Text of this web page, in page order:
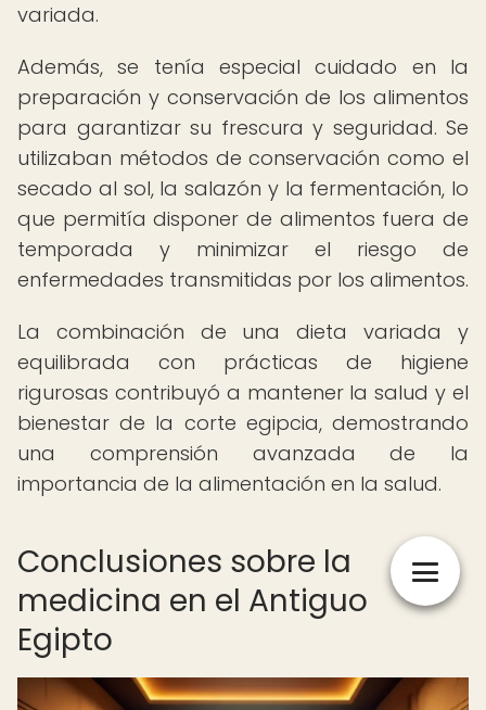
variada.
Además, se tenía especial cuidado en la
preparación y conservación de los alimentos
para garantizar su frescura y seguridad. Se
utilizaban métodos de conservación como el
secado al sol, la salazón y la fermentación, lo
que permitía disponer de alimentos fuera de
temporada y minimizar el riesgo de
enfermedades transmitidas por los alimentos.
La combinación de una dieta variada y
equilibrada con prácticas de higiene
rigurosas contribuyó a mantener la salud y el
bienestar de la corte egipcia, demostrando
una comprensión avanzada de la
importancia de la alimentación en la salud.
Conclusiones sobre la
medicina en el Antiguo
Egipto